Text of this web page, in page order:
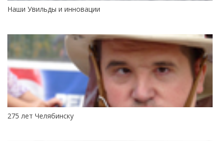
Наши Увильды и инновации
275 лет Челябинску